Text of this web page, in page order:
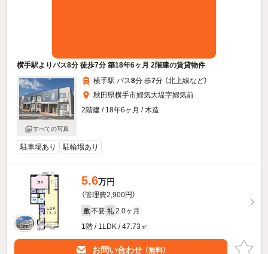
横手駅よりバス8分 徒歩7分 築18年6ヶ月 2階建の賃貸物件
すべての写真
横手駅 バス8分 歩7分 （北上線など）
秋田県横手市婦気大堤字婦気前
2階建 / 18年6ヶ月 / 木造
駐車場あり 駐輪場あり
5.6万円
（管理費2,900円）
敷 不要 礼 2.0ヶ月
1階 / 1LDK / 47.73㎡
お問い合わせ （無料）